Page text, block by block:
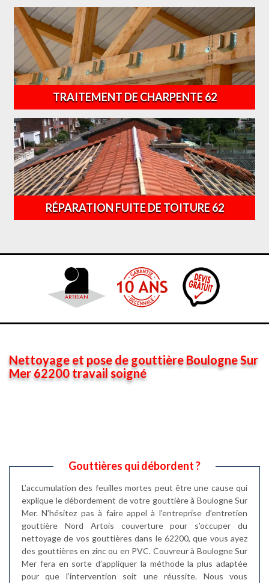
TRAITEMENT DE CHARPENTE 62
RÉPARATION FUITE DE TOITURE 62
Nettoyage et pose de gouttière Boulogne Sur
Mer 62200 travail soigné
Gouttières qui débordent ?
L’accumulation des feuilles mortes peut être une cause qui
explique le débordement de votre gouttière à Boulogne Sur
Mer. N’hésitez pas à faire appel à l’entreprise d’entretien
gouttière Nord Artois couverture pour s’occuper du
nettoyage de vos gouttières dans le 62200, que vous ayez
des gouttières en zinc ou en PVC. Couvreur à Boulogne Sur
Mer fera en sorte d’appliquer la méthode la plus adaptée
pour que l’intervention soit une réussite. Nous vous